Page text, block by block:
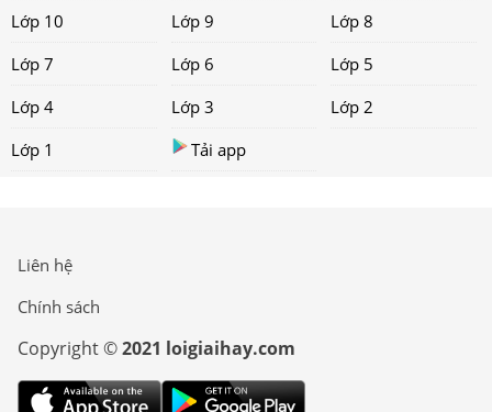
Lớp 10
Lớp 9
Lớp 8
Lớp 7
Lớp 6
Lớp 5
Lớp 4
Lớp 3
Lớp 2
Lớp 1
Tải app
Liên hệ
Chính sách
Copyright ©2021 loigiaihay.com